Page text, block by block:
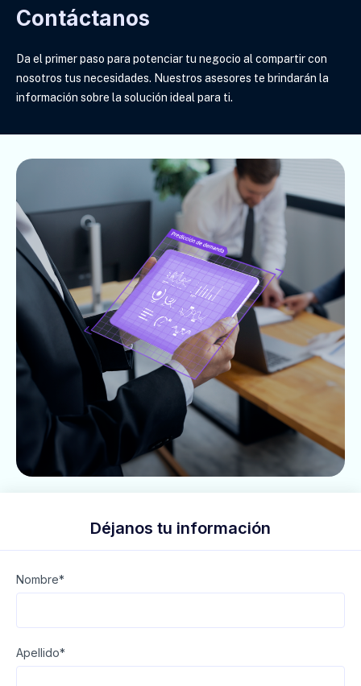
Contáctanos
Da el primer paso para potenciar tu negocio al compartir con
nosotros tus necesidades. Nuestros asesores te brindarán la
información sobre la solución ideal para ti.
Déjanos tu información
Nombre*
Apellido*